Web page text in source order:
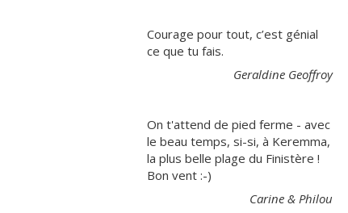
Courage pour tout, c’est génial
ce que tu fais.
Geraldine Geoffroy
On t'attend de pied ferme - avec
le beau temps, si-si, à Keremma,
la plus belle plage du Finistère !
Bon vent :-)
Carine & Philou